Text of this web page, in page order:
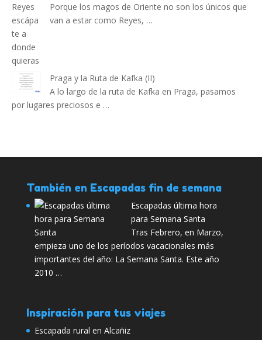
Porque los magos de Oriente no son los únicos que
van a estar como Reyes, …
Praga y la Ruta de Kafka (II)
A lo largo de la ruta de Kafka en Praga, pasamos
por lugares preciosos e …
También en Escapadas fin de semana
Escapadas última hora
para Semana Santa
Tras Febrero, en Marzo,
empieza uno de los períodos vacacionales más
importantes del año: La Semana Santa. Este año
2010 …
Inspiración para tus viajes
Escapada rural en Alcañiz